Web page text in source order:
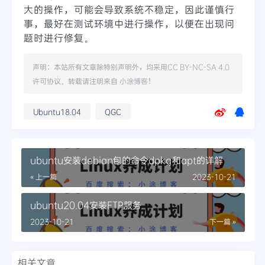
大的操作，可能会导致系统不稳定，因此谨慎行
事，最好在测试环境中进行操作，以便在出现问
题时进行修复。
声明：本站所有文章除特别声明外，均采用CC BY-NC-SA 4.0
许可协议。转载请注明来自 小涂博客！
Ubuntu18.04 QGC
ubuntu安装debian包的命令dpkg和apt的详解
« 上一篇 2023-10-21
ubuntu20.04安装FTP服务
下一篇 »
2023-10-21